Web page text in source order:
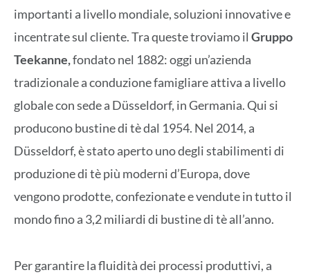
importanti a livello mondiale, soluzioni innovative e
incentrate sul cliente. Tra queste troviamo il Gruppo
Teekanne,fondato nel 1882: oggi un’azienda
tradizionale a conduzione famigliare attiva a livello
globale con sede a Düsseldorf, in Germania. Qui si
producono bustine di tè dal 1954. Nel 2014, a
Düsseldorf, è stato aperto uno degli stabilimenti di
produzione di tè più moderni d’Europa, dove
vengono prodotte, confezionate e vendute in tutto il
mondo fino a 3,2 miliardi di bustine di tè all’anno.
Per garantire la fluidità dei processi produttivi, a